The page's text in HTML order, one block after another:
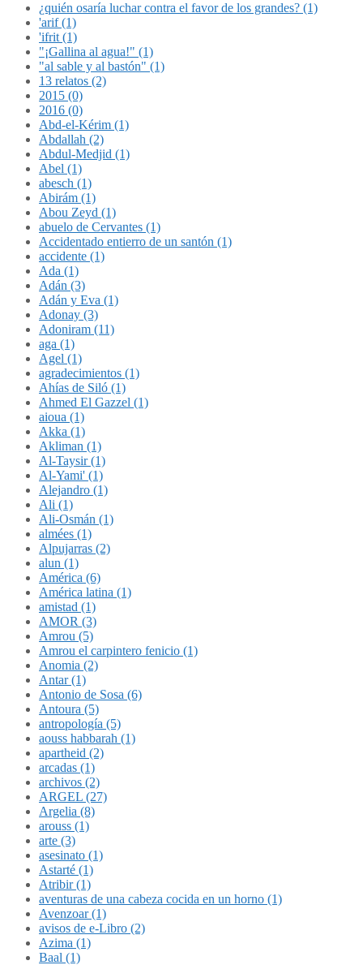
¿quién osaría luchar contra el favor de los grandes? (1)
'arif (1)
'ifrit (1)
"¡Gallina al agua!" (1)
"al sable y al bastón" (1)
13 relatos (2)
2015 (0)
2016 (0)
Abd-el-Kérim (1)
Abdallah (2)
Abdul-Medjid (1)
Abel (1)
abesch (1)
Abirám (1)
Abou Zeyd (1)
abuelo de Cervantes (1)
Accidentado entierro de un santón (1)
accidente (1)
Ada (1)
Adán (3)
Adán y Eva (1)
Adonay (3)
Adoniram (11)
aga (1)
Agel (1)
agradecimientos (1)
Ahías de Siló (1)
Ahmed El Gazzel (1)
aioua (1)
Akka (1)
Akliman (1)
Al-Taysir (1)
Al-Yami' (1)
Alejandro (1)
Ali (1)
Ali-Osmán (1)
almées (1)
Alpujarras (2)
alun (1)
América (6)
América latina (1)
amistad (1)
AMOR (3)
Amrou (5)
Amrou el carpintero fenicio (1)
Anomia (2)
Antar (1)
Antonio de Sosa (6)
Antoura (5)
antropología (5)
aouss habbarah (1)
apartheid (2)
arcadas (1)
archivos (2)
ARGEL (27)
Argelia (8)
arouss (1)
arte (3)
asesinato (1)
Astarté (1)
Atribir (1)
aventuras de una cabeza cocida en un horno (1)
Avenzoar (1)
avisos de e-Libro (2)
Azima (1)
Baal (1)